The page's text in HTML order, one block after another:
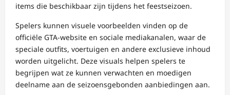
items die beschikbaar zijn tijdens het feestseizoen.
Spelers kunnen visuele voorbeelden vinden op de
officiële GTA-website en sociale mediakanalen, waar de
speciale outfits, voertuigen en andere exclusieve inhoud
worden uitgelicht. Deze visuals helpen spelers te
begrijpen wat ze kunnen verwachten en moedigen
deelname aan de seizoensgebonden aanbiedingen aan.